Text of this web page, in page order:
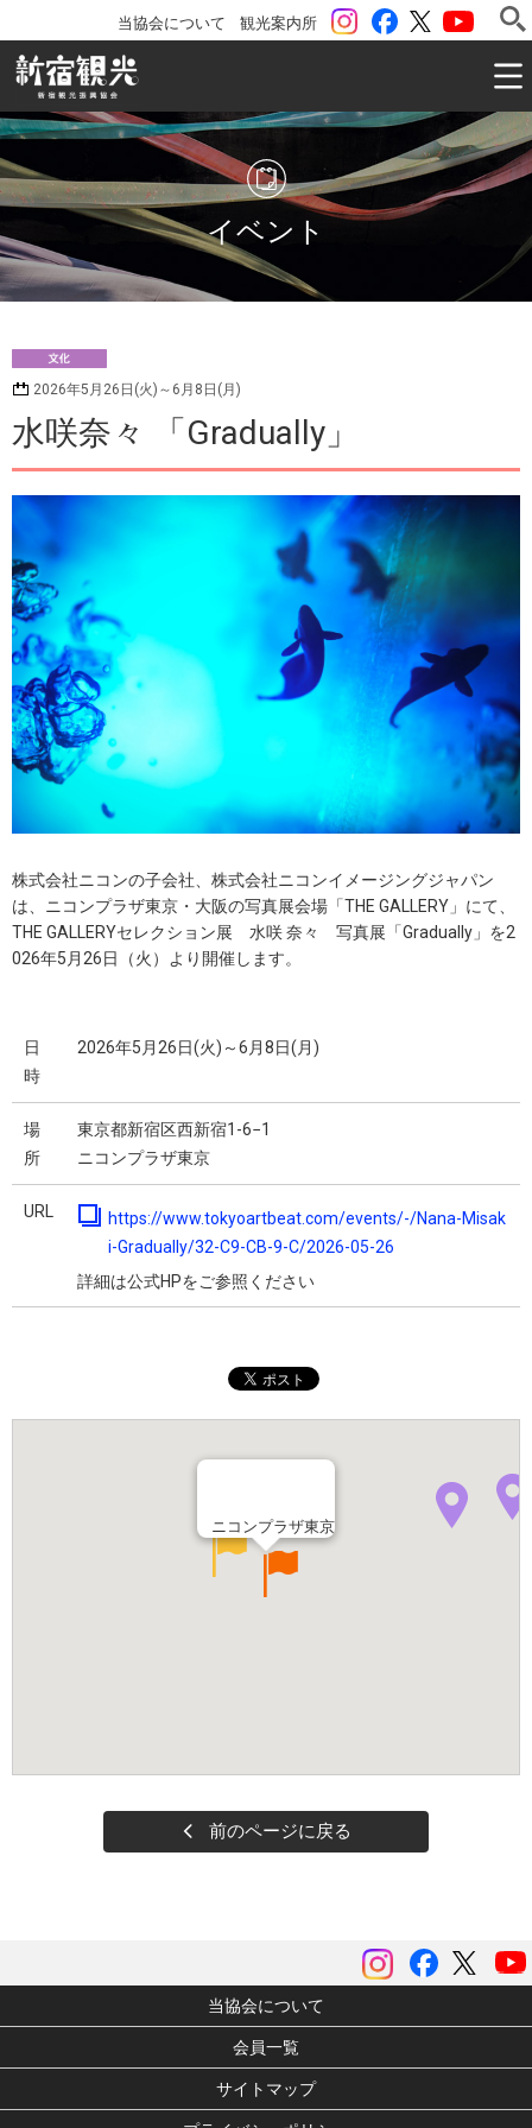
ツイッター
Facebook
instagram
観光案内所
当協会について
一般社団法人 新宿観光振興協会 Shinjuku
イベント
化 2026年5月26日(火)～6月8日(月)
水咲奈々 「Gradually」
株式会社ニコンの子会社、株式会社ニコンイメージングジャパン
は、ニコンプラザ東京・大阪の写真展会場「THE GALLERY」にて、
THE GALLERYセレクション展 水咲 奈々 写真展「Gradually」を2
026年5月26日（火）より開催します。
日
時
2026年5月26日(火)～6月8日(月)
場
所
東京都新宿区西新宿1-6−1
ニコンプラザ東京
URL
https://www.tokyoartbeat.com/events/-/Nana-Misak
i-Gradually/32-C9-CB-9-C/2026-05-26
詳細は公式HPをご参照ください
ニコンプラザ東京
前のページに戻る
ツイ
Facebook
instagram
当協会について
会員一覧
サイトマップ